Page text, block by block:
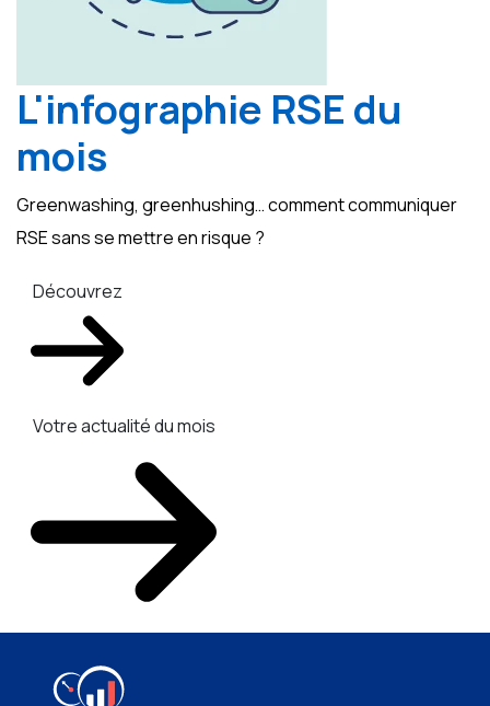
L'infographie RSE du
mois
Greenwashing, greenhushing… comment communiquer
RSE sans se mettre en risque ?
Découvrez
Votre actualité du mois